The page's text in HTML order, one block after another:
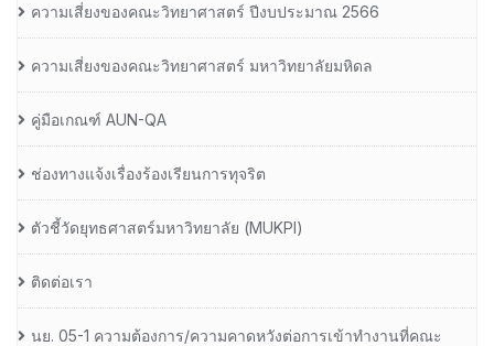
ความเสี่ยงของคณะวิทยาศาสตร์ ปีงบประมาณ 2566
ความเสี่ยงของคณะวิทยาศาสตร์ มหาวิทยาลัยมหิดล
คู่มือเกณฑ์ AUN-QA
ช่องทางแจ้งเรื่องร้องเรียนการทุจริต
ตัวชี้วัดยุทธศาสตร์มหาวิทยาลัย (MUKPI)
ติดต่อเรา
นย. 05-1 ความต้องการ/ความคาดหวังต่อการเข้าทำงานที่คณะ